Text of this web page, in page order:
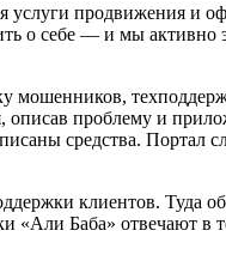
услуги продвижения и
о себе — и мы активно
мошенников,
описав проблему и
средства. Портал
клиентов. Туда
Баба» отвечают в